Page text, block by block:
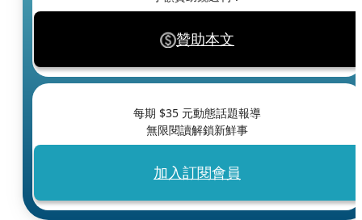
贊助本文
每期 $35 元動態話題報導
無限閱讀解鎖新鮮事
加入訂閱會員